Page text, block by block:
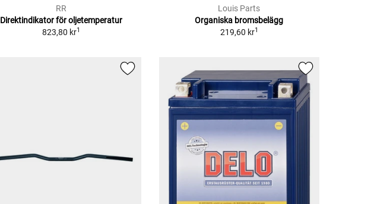
RR
Direktindikator för oljetemperatur
823,80 kr1
Louis Parts
Organiska bromsbelägg
219,60 kr1